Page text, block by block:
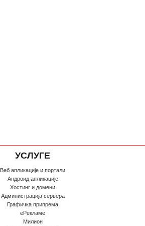
УСЛУГЕ
Веб апликације и портали
Андроид апликације
Хостинг и домени
Администрација сервера
Графичка припрема
еРекламе
Милион